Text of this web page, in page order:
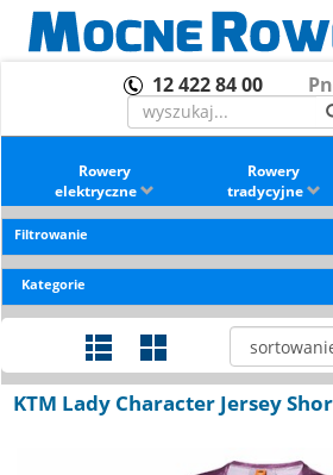
12 422 84 00
Rowery
elektryczne
Rowery
tradycyjne
Filtrowanie
Kategorie
KTM Lady Character Jersey